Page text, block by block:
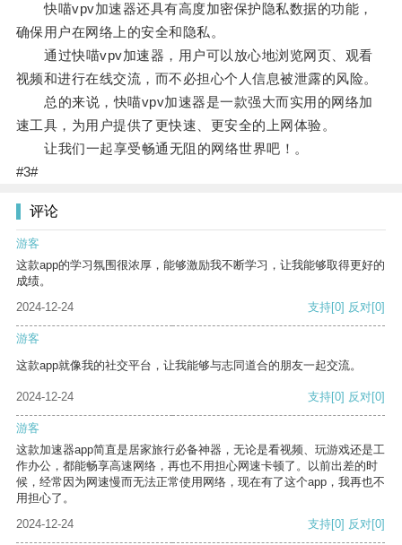
快喵vpv加速器还具有高度加密保护隐私数据的功能，
确保用户在网络上的安全和隐私。
通过快喵vpv加速器，用户可以放心地浏览网页、观看
视频和进行在线交流，而不必担心个人信息被泄露的风险。
总的来说，快喵vpv加速器是一款强大而实用的网络加
速工具，为用户提供了更快速、更安全的上网体验。
让我们一起享受畅通无阻的网络世界吧！。
#3#
评论
游客
这款app的学习氛围很浓厚，能够激励我不断学习，让我能够取得更好的
成绩。
2024-12-24
支持[0] 反对[0]
游客
这款app就像我的社交平台，让我能够与志同道合的朋友一起交流。
2024-12-24 支持[0] 反对[0]
游客
这款加速器app简直是居家旅行必备神器，无论是看视频、玩游戏还是工
作办公，都能畅享高速网络，再也不用担心网速卡顿了。以前出差的时
候，经常因为网速慢而无法正常使用网络，现在有了这个app，我再也不
用担心了。
2024-12-24
支持[0] 反对[0]